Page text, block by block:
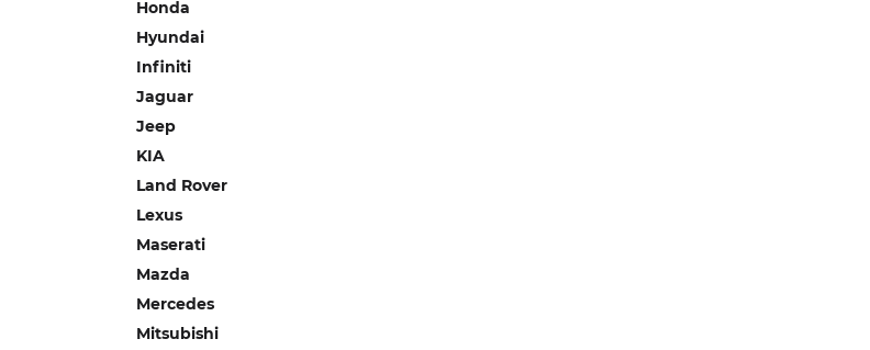
Honda
Hyundai
Infiniti
Jaguar
Jeep
KIA
Land Rover
Lexus
Maserati
Mazda
Mercedes
Mitsubishi